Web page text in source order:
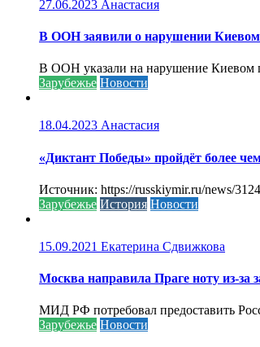
27.06.2023 Анастасия
В ООН заявили о нарушении Киевом
В ООН указали на нарушение Киевом
Зарубежье Новости
18.04.2023 Анастасия
«Диктант Победы» пройдёт более
Источник: https://russkiymir.ru/news/
Зарубежье История Новости
15.09.2021 Екатерина Сдвижкова
Москва направила Праге ноту из-за
МИД РФ потребовал предоставить
Зарубежье Новости